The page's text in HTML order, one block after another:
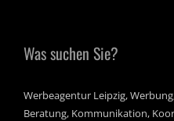
Was suchen Sie?
Werbeagentur Leipzig,
Beratung, Kommunikation,